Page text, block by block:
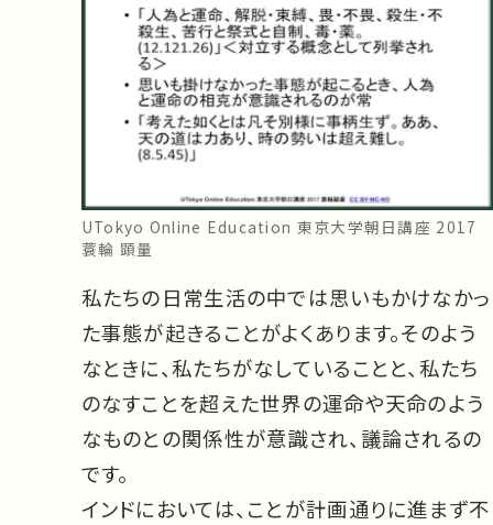
UTokyo Online Education 東京大学朝日講座 2017
蓑輪 顕量
私たちの日常生活の中では思いもかけなかっ
た事態が起きることがよくあります。そのよう
なときに、私たちがなしていることと、私たち
のなすことを超えた世界の運命や天命のよう
なものとの関係性が意識され、議論されるの
です。
インドにおいては、ことが計画通りに進まず不